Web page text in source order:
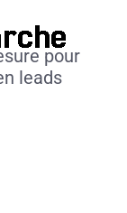
pour
leads